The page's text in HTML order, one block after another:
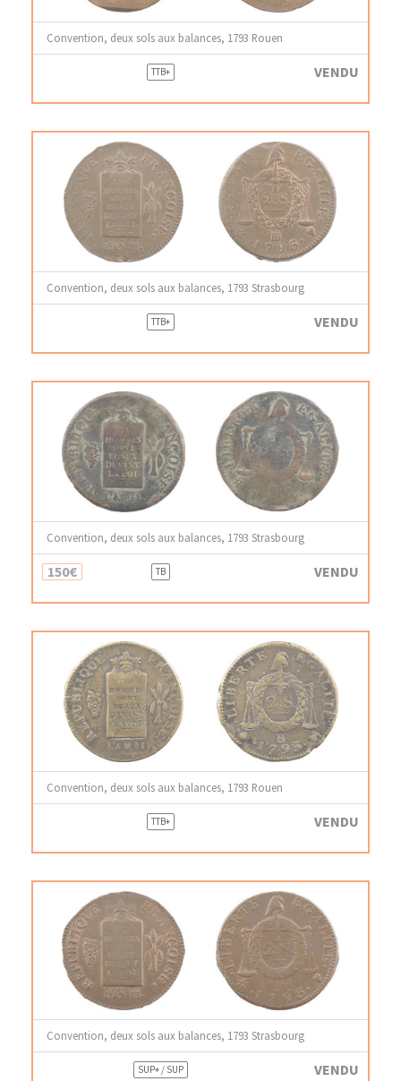
Convention, deux sols aux balances, 1793 Rouen
TTB+ VENDU
Convention, deux sols aux balances, 1793 Strasbourg
TTB+ VENDU
Convention, deux sols aux balances, 1793 Strasbourg
150€ TB VENDU
Convention, deux sols aux balances, 1793 Rouen
TTB+ VENDU
Convention, deux sols aux balances, 1793 Strasbourg
SUP+ / SUP VENDU